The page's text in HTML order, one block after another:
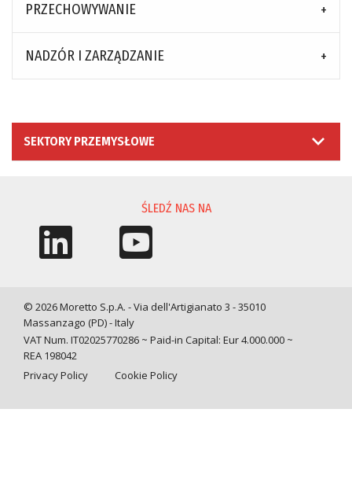
PRZECHOWYWANIE
NADZÓR I ZARZĄDZANIE
SEKTORY PRZEMYSŁOWE
ŚLEDŹ NAS NA
© 2026 Moretto S.p.A. - Via dell'Artigianato 3 - 35010
Massanzago (PD) - Italy
VAT Num. IT02025770286 ~ Paid-in Capital: Eur 4.000.000 ~
REA 198042
Privacy Policy
Cookie Policy